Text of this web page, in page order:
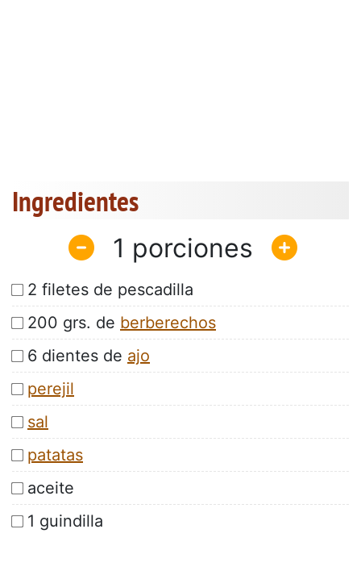
Ingredientes
1
2 filetes de pescadilla
200 grs. de berberechos
6 dientes de ajo
perejil
sal
patatas
aceite
1 guindilla